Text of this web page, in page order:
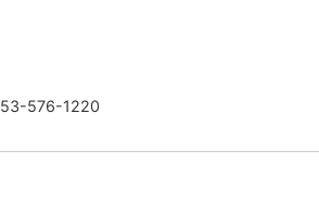
576-1220